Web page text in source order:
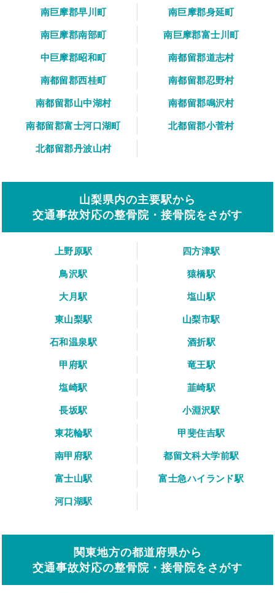
南巨摩郡早川町
南巨摩郡身延町
南巨摩郡南部町
南巨摩郡富士川町
中巨摩郡昭和町
南都留郡道志村
南都留郡西桂町
南都留郡忍野村
南都留郡山中湖村
南都留郡鳴沢村
南都留郡富士河口湖町
北都留郡小菅村
北都留郡丹波山村
山梨県内の主要駅から
交通事故対応の整骨院・接骨院をさがす
上野原駅
四方津駅
鳥沢駅
猿橋駅
大月駅
塩山駅
東山梨駅
山梨市駅
石和温泉駅
酒折駅
甲府駅
竜王駅
塩崎駅
韮崎駅
長坂駅
小淵沢駅
東花輪駅
甲斐住吉駅
南甲府駅
都留文科大学前駅
富士山駅
富士急ハイランド駅
河口湖駅
関東地方の都道府県から
交通事故対応の整骨院・接骨院をさがす